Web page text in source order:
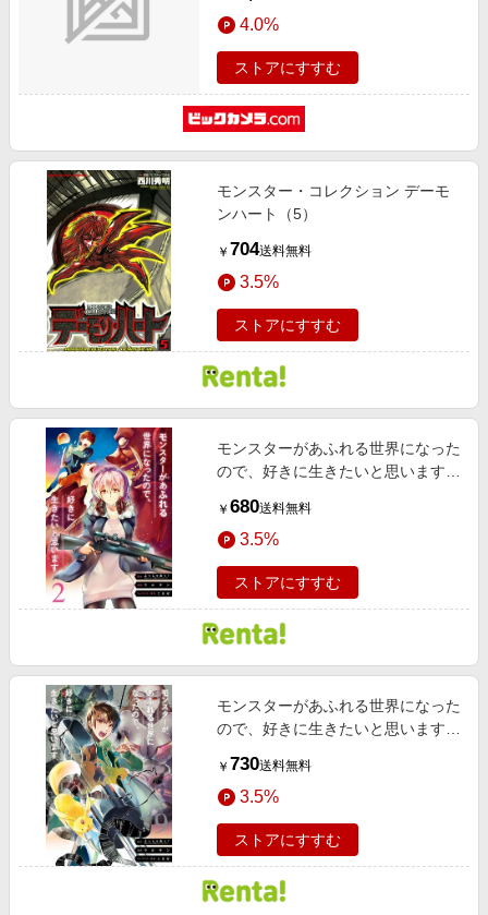
4.0%
ストアにすすむ
モンスター・コレクション デーモ
ンハート（5）
￥ 704送料無料
3.5%
ストアにすすむ
モンスターがあふれる世界になった
ので、好きに生きたいと思います 2
￥ 680送料無料
3.5%
ストアにすすむ
モンスターがあふれる世界になった
ので、好きに生きたいと思います 9
￥ 730送料無料
3.5%
ストアにすすむ